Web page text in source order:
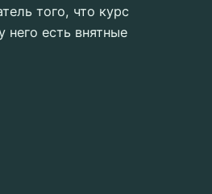
того, что курс
него есть внятные